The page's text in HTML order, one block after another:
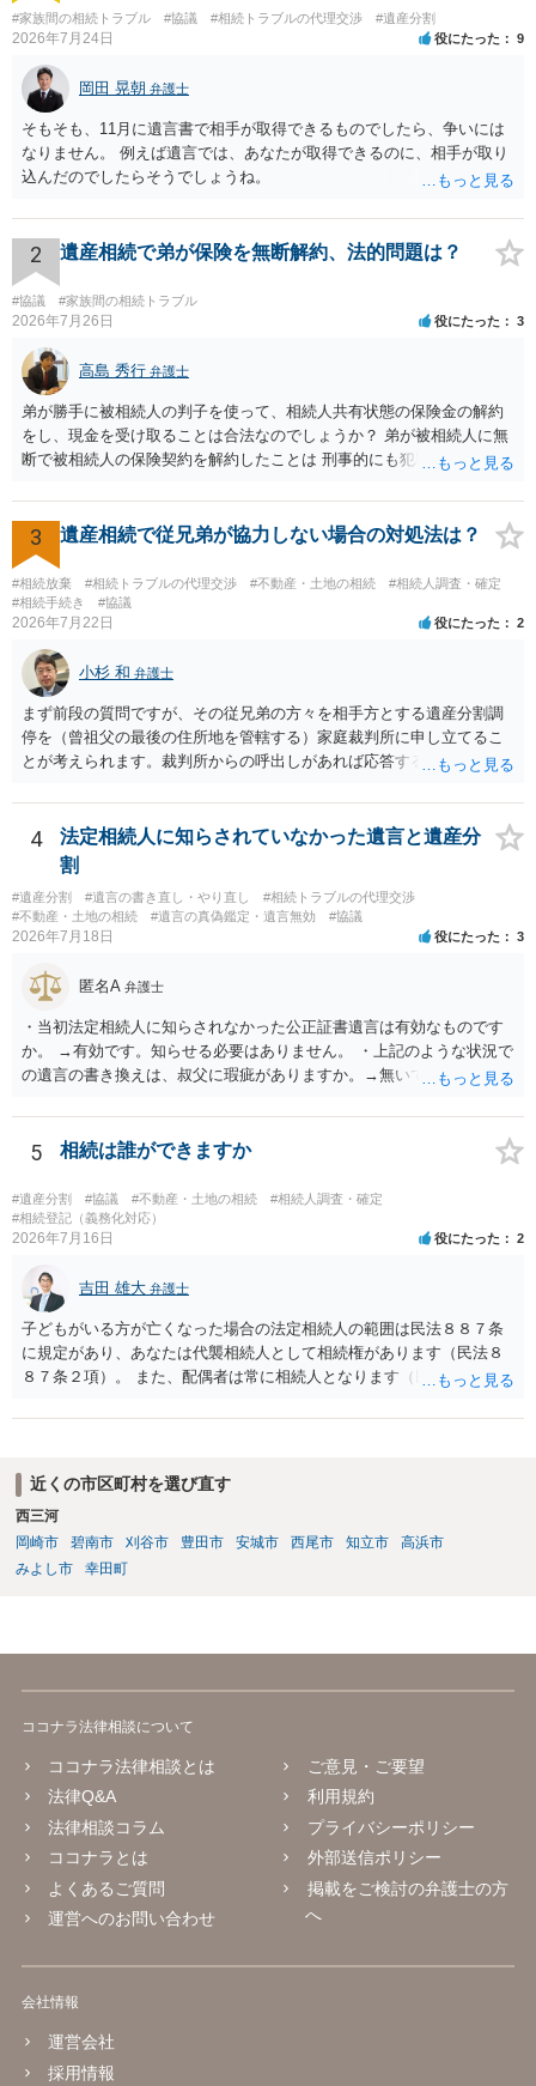
#家族間の相続トラブル #協議 #相続トラブルの代理交渉 #遺産分割
2026年7月24日 役にたった 9
岡田 晃朝 弁護士
そもそも、11月に遺言書で相手が取得できるものでしたら、争いには
なりません。 例えば遺言では、あなたが取得できるのに、相手が取り
込んだのでしたらそうでしょうね。
2 遺産相続で弟が保険を無断解約、法的問題は？
#協議 #家族間の相続トラブル
2026年7月26日 役にたった 3
高島 秀行 弁護士
弟が勝手に被相続人の判子を使って、相続人共有状態の保険金の解約
をし、現金を受け取ることは合法なのでしょうか？ 弟が被相続人に無
断で被相続人の保険契約を解約したことは 刑事的にも犯罪となる可能
された書類のコピーを取得して、弁護士に面談で詳しい事情を話して
相談 されたら良いと思います。
3 遺産相続で従兄弟が協力しない場合の対処法は？
#相続放棄 #相続トラブルの代理交渉 #不動産・土地の相続
#相続人調査・確定
#相続手続き
#協議
2026年7月22日 役にたった 2
小杉 和 弁護士
まず前段の質問ですが、その従兄弟の方々を相手方とする遺産分割調
停を（曾祖父の最後の住所地を管轄する）家庭裁判所に申し立てるこ
とが考えられます。裁判所からの呼出しがあれば応答する可能性がま
能と思われます。時間が思った以上にないので必要書類をてきぱきと
揃える必要があります。その点是非御注意ください。
4
法定相続人に知らされていなかった遺言と遺産分
割
#遺産分割 #遺言の書き直し・やり直し
#相続トラブルの代理交渉
#不動産・土地の相続
#遺言の真偽鑑定・遺言無効 #協議
2026年7月18日 役にたった 3
匿名A 弁護士
・当初法定相続人に知らされなかった公正証書遺言は有効なものです
か。 →有効です。知らせる必要はありません。 ・上記のような状況で
の遺言の書き換えは、叔父に瑕疵がありますか。→無いです。 ・分割
ますか。 →本人が自由に決められますので、どこが妥当とは言えない
です。客観的な基準もありません。 ・できれば穏やかに、分割を拒否
ないということでしょうか。遺言で、受取を指定されててもいらない
と拒否することはできます。理由を説明する必要はありません。
5 相続は誰ができますか
#遺産分割 #協議 #不動産・土地の相続
#相続人調査・確定
#相続登記（義務化対応）
2026年7月16日 役にたった 2
吉田 雄大 弁護士
子どもがいる方が亡くなった場合の法定相続人の範囲は民法８８７条
に規定があり、あなたは代襲相続人として相続権があります（民法８
８７条２項）。 また、配偶者は常に相続人となります（民法８９０
も相続権があります。つまり、孫５人に加えて「おじ又はおば」にも
近くの市区町村を選び直す
西三河
岡崎市
碧南市 刈谷市 豊田市 安城市 西尾市 知立市
高浜市
みよし市
幸田町
ココナラ法律相談について
ココナラ法律相談とは
法律Q&A
法律相談コラム
ココナラとは
よくあるご質問
運営へのお問い合わせ
ご意見・ご要望
利用規約
プライバシーポリシー
外部送信ポリシー
掲載をご検討の弁護士の方
へ
会社情報
運営会社
採用情報